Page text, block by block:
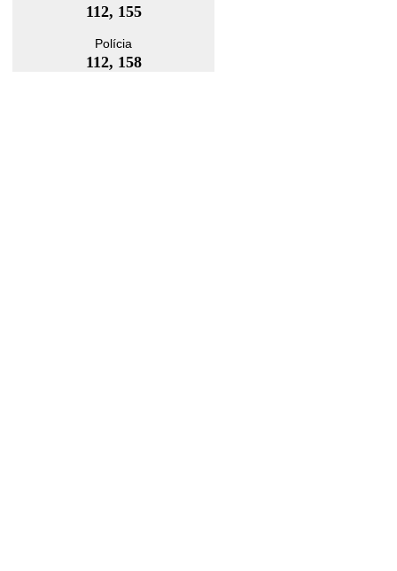
112, 155
Polícia
112, 158